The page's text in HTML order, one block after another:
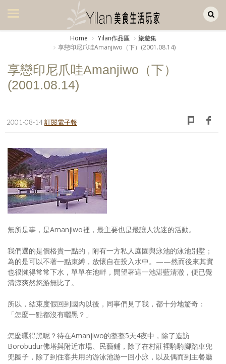
美食集
廚房集
旅遊集
書房集
日記簿
餐桌週記
享樂隨手拍
影音區
創意出版服務
歷史區
關於Yilan
個人著作
活動實況記錄
Home Yilan作品區
旅遊集
享戀印尼爪哇Amanjiwo（下）(2001.08.14)
享戀印尼爪哇Amanjiwo（下）
(2001.08.14)
2001-08-14訂閱電子報
無所是事，是Amanjiwo裡，最主要也是最讓人沈迷的活動。
我們選的是價格貴一點的，附有一方私人庭園與泳池的泳池別墅；
為的是可以不著一點束縛，放懷自在投入水中。——然而後來其實
也很懶得常常下水，單單在池畔，閒望著這一池湛藍清澈，便已覺
清涼爽然悠游無比了。
所以，結束度假回到國內以後，同事們見了我，都十分地驚奇：
「怎麼一點都沒有曬黑？」
怎麼曬得黑呢？待在Amanjiwo的整整5天4夜中，除了造訪
Borobudur佛塔與附近市場、民藝鋪，除了在村莊裡騎騎腳踏車兜
兜圈子，除了到住客共用的游泳池游一回小泳，以及偶而到主餐廳